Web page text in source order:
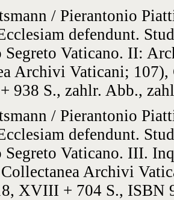
/ Pierantonio
defendunt.
Vaticano. II:
Archivi Vaticani;
938 S., zahlr. Abb.,
/ Pierantonio
defendunt.
Vaticano. III.
Archivi
XVIII + 704 S., ISBN